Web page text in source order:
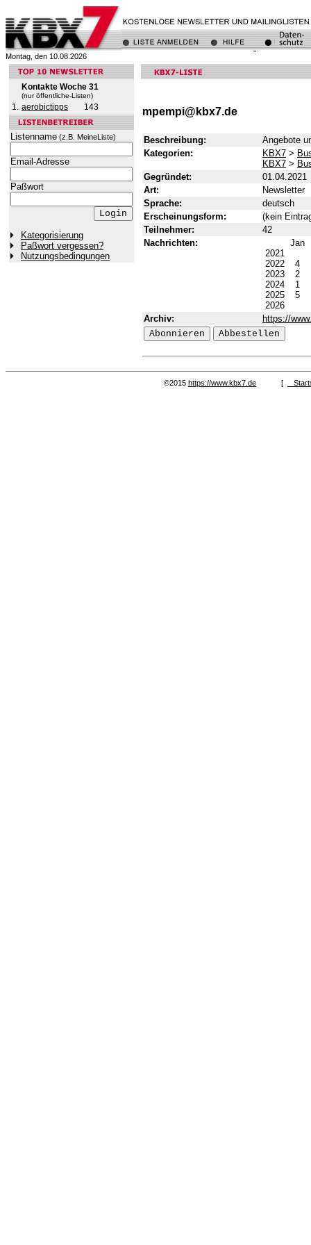
Montag, den 10.08.2026
Kontakte Woche 31
(nur öffentliche-Listen)
1. aerobictipps 143
Listenname (z.B. MeineListe)
Email-Adresse
Paßwort
Kategorisierung
Paßwort vergessen?
Nutzungsbedingungen
mpempi@kbx7.de
Beschreibung:
Angebote
Kategorien:
KBX7 >
KBX7 >
Gegründet:
01.04.2021
Art:
Newsletter
Sprache:
deutsch
Erscheinungsform:
(kein
Teilnehmer:
42
Nachrichten:
Jan
2021
2022
4
2023
2
2024
1
2025
5
2026
Archiv:
https://
©2015 https://www.kbx7.de [